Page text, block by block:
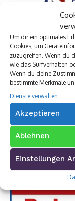
Um dir ein optimales
Cookies, um
zuzugreifen. Wenn du
wie das Surfverhalten
Wenn du deine
bestimmte Merkmale
Dienste verwalten
Akzeptieren
Ablehnen
Einstellungen